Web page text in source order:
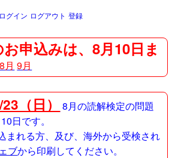
ログイン ログアウト 登録
申込みは、8月10日ま
8月 9月
（日）
8月の読解検定の問題
日です。
まれる方、及び、海外から受検され
ブから印刷してください。